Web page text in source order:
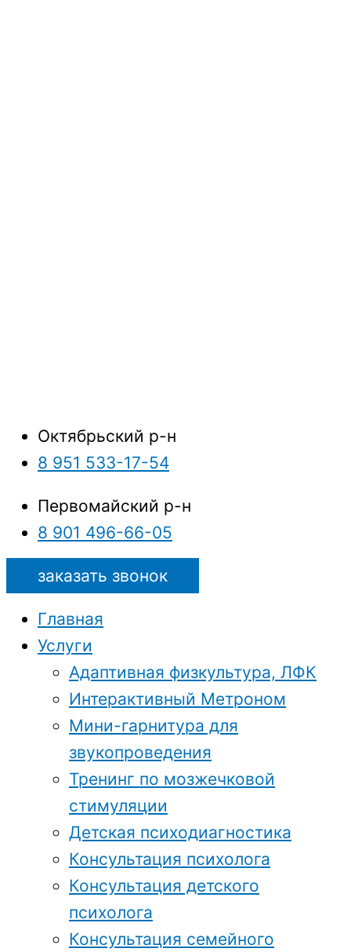
Октябрьский р-н
8 951 533-17-54
Первомайский р-н
8 901 496-66-05
заказать звонок
Главная
Услуги
Адаптивная физкультура, ЛФК
Интерактивный Метроном
Мини-гарнитура для
звукопроведения
Тренинг по мозжечковой
стимуляции
Детская психодиагностика
Консультация психолога
Консультация детского
психолога
Консультация семейного